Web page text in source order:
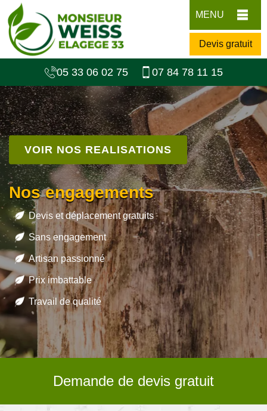
MENU
Devis gratuit
05 33 06 02 75 07 84 78 11 15
VOIR NOS REALISATIONS
Nos engagements
Devis et déplacement gratuits
Sans engagement
Artisan passionné
Prix imbattable
Travail de qualité
Demande de devis gratuit